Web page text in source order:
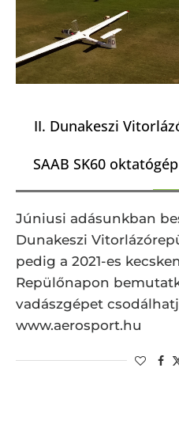
II. Dunakeszi
SAAB SK60
Júniusi adásunkban
Dunakeszi
pedig a 2021-es
Repülőnapon
vadászgépet
www.aerosport.hu